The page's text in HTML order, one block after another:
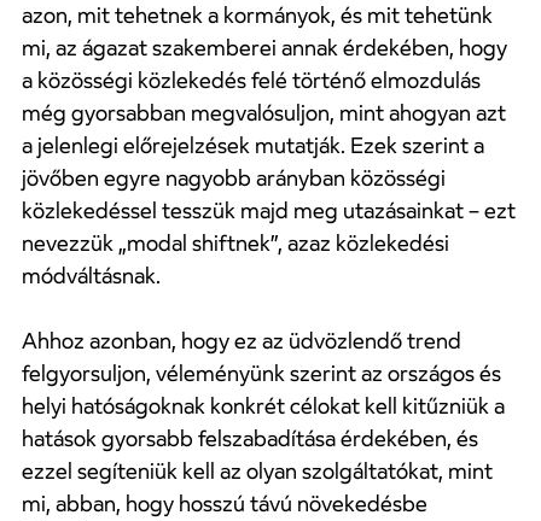
azon, mit tehetnek a kormányok, és mit tehetünk
mi, az ágazat szakemberei annak érdekében, hogy
a közösségi közlekedés felé történő elmozdulás
még gyorsabban megvalósuljon, mint ahogyan azt
a jelenlegi előrejelzések mutatják. Ezek szerint a
jövőben egyre nagyobb arányban közösségi
közlekedéssel tesszük majd meg utazásainkat – ezt
nevezzük „modal shiftnek”, azaz közlekedési
módváltásnak.
Ahhoz azonban, hogy ez az üdvözlendő trend
felgyorsuljon, véleményünk szerint az országos és
helyi hatóságoknak konkrét célokat kell kitűzniük a
hatások gyorsabb felszabadítása érdekében, és
ezzel segíteniük kell az olyan szolgáltatókat, mint
mi, abban, hogy hosszú távú növekedésbe